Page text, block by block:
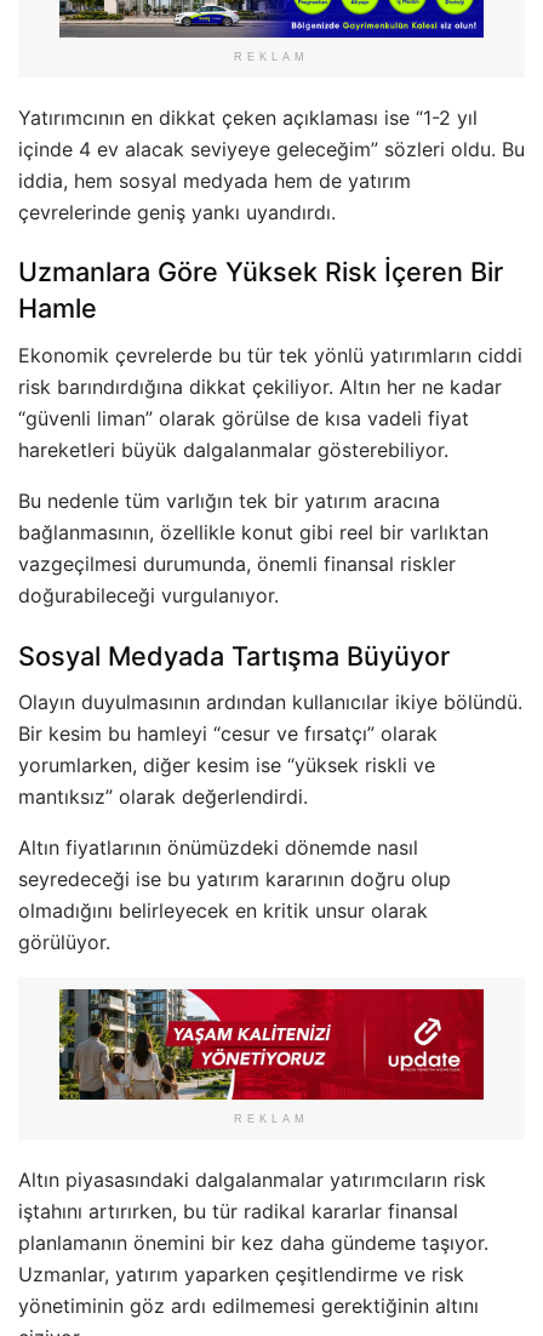
REKLAM
Yatırımcının en dikkat çeken açıklaması ise “1-2 yıl
içinde 4 ev alacak seviyeye geleceğim” sözleri oldu. Bu
iddia, hem sosyal medyada hem de yatırım
çevrelerinde geniş yankı uyandırdı.
Uzmanlara Göre Yüksek Risk İçeren Bir
Hamle
Ekonomik çevrelerde bu tür tek yönlü yatırımların ciddi
risk barındırdığına dikkat çekiliyor. Altın her ne kadar
“güvenli liman” olarak görülse de kısa vadeli fiyat
hareketleri büyük dalgalanmalar gösterebiliyor.
Bu nedenle tüm varlığın tek bir yatırım aracına
bağlanmasının, özellikle konut gibi reel bir varlıktan
vazgeçilmesi durumunda, önemli finansal riskler
doğurabileceği vurgulanıyor.
Sosyal Medyada Tartışma Büyüyor
Olayın duyulmasının ardından kullanıcılar ikiye bölündü.
Bir kesim bu hamleyi “cesur ve fırsatçı” olarak
yorumlarken, diğer kesim ise “yüksek riskli ve
mantıksız” olarak değerlendirdi.
Altın fiyatlarının önümüzdeki dönemde nasıl
seyredeceği ise bu yatırım kararının doğru olup
olmadığını belirleyecek en kritik unsur olarak
görülüyor.
REKLAM
Altın piyasasındaki dalgalanmalar yatırımcıların risk
iştahını artırırken, bu tür radikal kararlar finansal
planlamanın önemini bir kez daha gündeme taşıyor.
Uzmanlar, yatırım yaparken çeşitlendirme ve risk
yönetiminin göz ardı edilmemesi gerektiğinin altını